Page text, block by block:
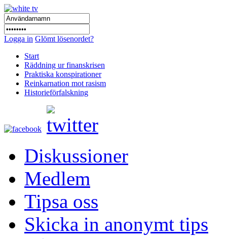
Logga in Glömt lösenordet?
Start
Räddning ur finanskrisen
Praktiska konspirationer
Reinkarnation mot rasism
Historieförfalskning
Diskussioner
Medlem
Tipsa oss
Skicka in anonymt tips